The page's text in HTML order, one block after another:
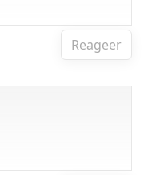
Reageer